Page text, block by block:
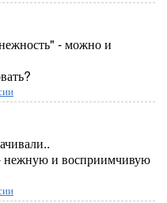
- можно и
- нежную и восприимчивую